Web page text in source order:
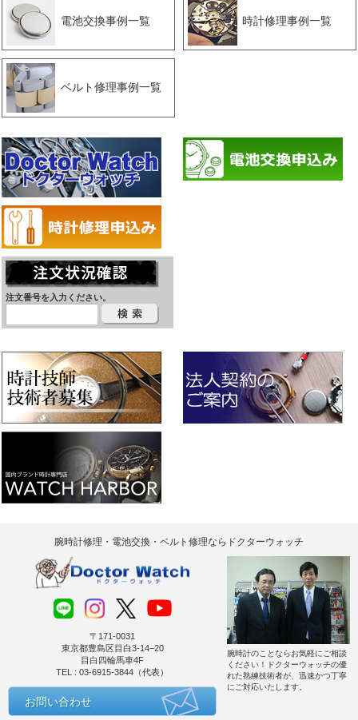
電池交換事例一覧 時計修理事例一覧
ベルト修理事例一覧
注文番号を入力ください。
腕時計修理・電池交換・ベルト修理ならドクターウォッチ
〒171-0031
東京都豊島区目白3-14−20
目白四輪馬車4F
TEL : 03-6915-3844（代表）
お問い合わせ
腕時計のことならお気軽にご相談
ください！ドクターウォッチの優
れた熟練技術者が、迅速かつ丁寧
にご対応いたします。